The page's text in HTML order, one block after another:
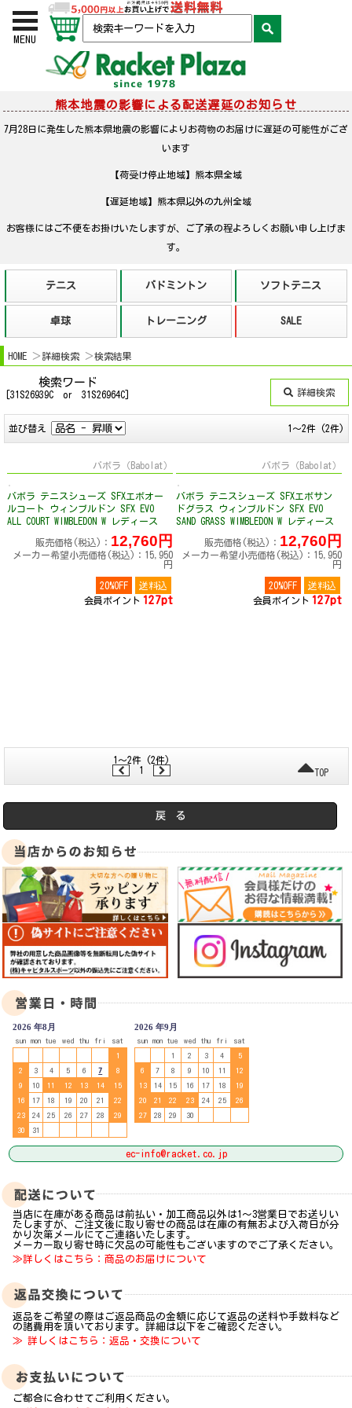
MENU
熊本地震の影響による配送遅延のお知らせ
7月28日に発生した熊本県地震の影響によりお荷物のお届けに遅延の可能性がござ
います
【荷受け停止地域】熊本県全域
【遅延地域】熊本県以外の九州全域
お客様にはご不便をお掛けいたしますが、ご了承の程よろしくお願い申し上げま
す。
HOME 詳細検索 検索結果
検索ワード
[31S26939C or 31S26964C] 詳細検索
並び替え 1～2件 (2件)
バボラ（Babolat）
バボラ テニスシューズ SFXエボオー
ルコート ウィンブルドン SFX EVO
ALL COURT WIMBLEDON W レディース
販売価格(税込)： 12,760円
メーカー希望小売価格(税込)：15,950
円
20%OFF
送料込
会員ポイント 127pt
バボラ（Babolat）
バボラ テニスシューズ SFXエボサン
ドグラス ウィンブルドン SFX EVO
SAND GRASS WIMBLEDON W レディース
販売価格(税込)： 12,760円
メーカー希望小売価格(税込)：15,950
円
20%OFF
送料込
会員ポイント 127pt
1～2件 (2件)
1
TOP
2026 年8月
sun mon tue wed thu fri
sat
1
2
3 4 5 6 7
8
9
10 11 12 13 14
15
16
17 18 19 20 21
22
23
24 25 26 27 28
29
30
31
2026 年9月
sun mon tue wed thu fri
sat
1
2 3 4
5
6
7 8 9 10 11
12
13
14 15 16 17 18
19
20
21 22 23 24 25
26
27
28 29 30
ec-info@racket.co.jp
当店に在庫がある商品は前払い・加工商品以外は1～3営業日でお送りい
たしますが、ご注文後に取り寄せの商品は在庫の有無および入荷日が分
かり次第メールにてご連絡いたします。
メーカー取り寄せ時に欠品の可能性もございますのでご了承ください。
≫詳しくはこちら：商品のお届けについて
返品をご希望の際はご返品商品の金額に応じて返品の送料や手数料など
の諸費用を頂いております。詳細は以下をご確認ください。
≫ 詳しくはこちら：返品・交換について
ご都合に合わせてご利用ください。